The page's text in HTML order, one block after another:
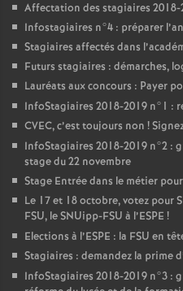
Affectation des stagiaires 2018-
Infostagiaires n°4 : préparer
Stagiaires affectés dans
Futurs stagiaires : démarches,
Lauréats aux concours : Payer
InfoStagiaires 2018-2019 n°1 :
CVEC, c’est toujours non !
InfoStagiaires 2018-2019 n°2 :
stage du 22 novembre
Stage Entrée dans le métier
Le 17 et 18 octobre, votez pour
FSU, le SNUipp-FSU à l’ESPE !
Elections à l’ESPE : la FSU en
Stagiaires : demandez la prime
InfoStagiaires 2018-2019 n°3 :